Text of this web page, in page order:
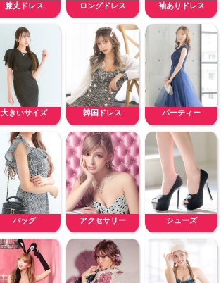
膝丈ドレス ロングドレス 袖ありドレス
大きいサイズ 韓国ドレス パーティー
バッグ アクセサリー シューズ